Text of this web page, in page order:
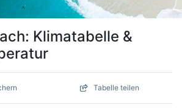
Klimatabelle &
Tabelle teilen